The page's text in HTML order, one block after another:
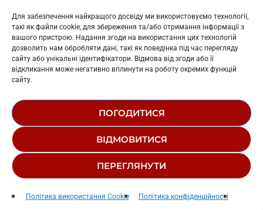
Для забезпечення найкращого досвіду ми використовуємо технології,
такі як файли cookie, для збереження та/або отримання інформації з
вашого пристрою. Надання згоди на використання цих технологій
дозволить нам обробляти дані, такі як поведінка під час перегляду
сайту або унікальні ідентифікатори. Відмова від згоди або її
відкликання може негативно вплинути на роботу окремих функцій
сайту.
ПОГОДИТИСЯ
ВІДМОВИТИСЯ
ПЕРЕГЛЯНУТИ
Політика використання Cookie Політика конфіденційності
play_arrow
Косів: L11-01805
Гарасимів: L11-02274
© 1995-2026 РК «ЗАХІДНИЙ ПОЛЮС»
РЕДАКЦІЙНИЙ СТАТУТ
СТРУКТУРА ВЛАСНОСТІ